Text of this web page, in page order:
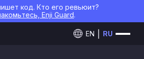
код. Кто его ревьюит?
Enji Guard.
EN RU